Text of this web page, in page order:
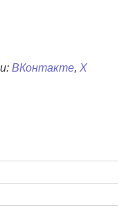
ВКонтакте,X